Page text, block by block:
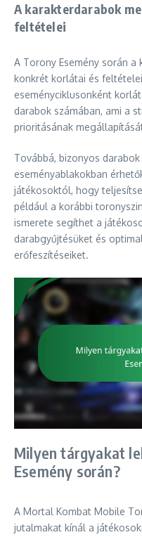
A karakterdarabok
feltételei
A Torony Esemény során a
konkrét korlátai és
eseményciklusonként
darabok számában, ami a
prioritásának
Továbbá, bizonyos
eseményablakokban
játékosoktól, hogy
például a korábbi
ismerete segíthet a
darabgyűjtésüket és
erőfeszítéseiket.
Milyen tárgyakat
Esemény során?
A Mortal Kombat Mobile
jutalmakat kínál a